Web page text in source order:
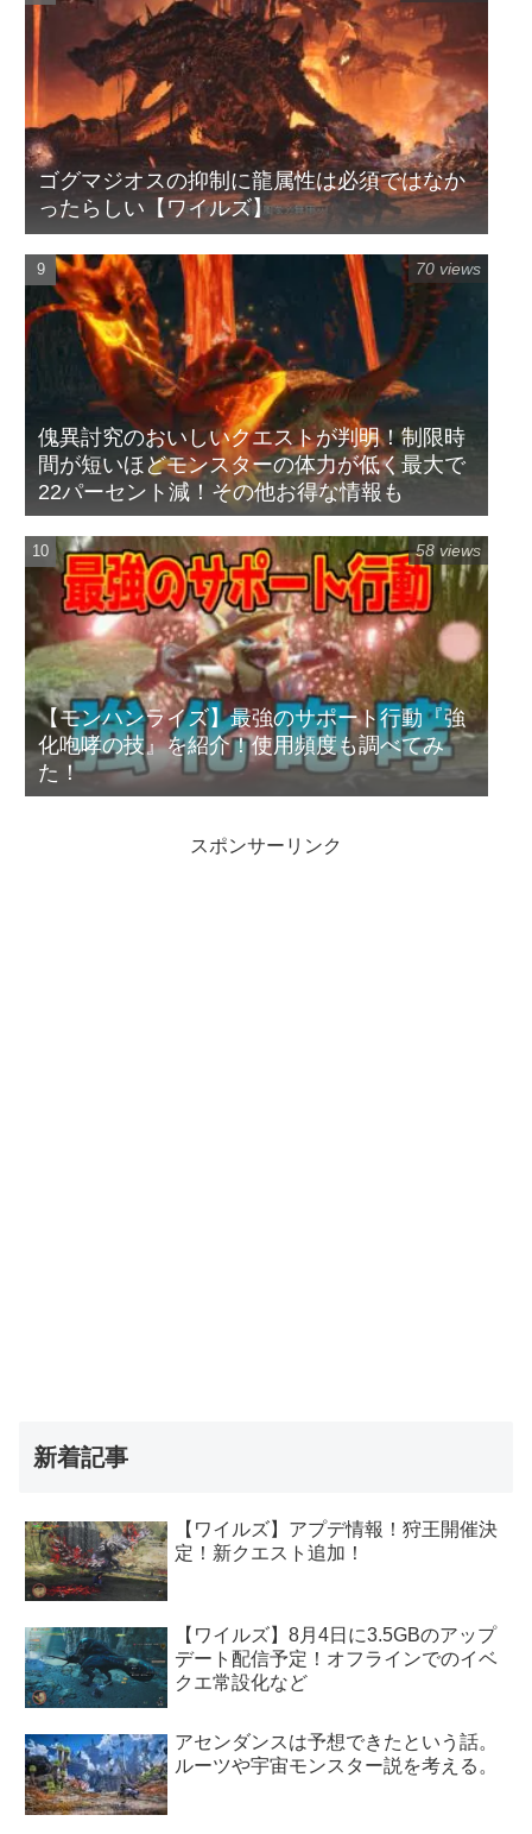
ゴグマジオスの抑制に龍属性は必須ではなか
ったらしい【ワイルズ】
傀異討究のおいしいクエストが判明！制限時
間が短いほどモンスターの体力が低く最大で
22パーセント減！その他お得な情報も
70 views
【モンハンライズ】最強のサポート行動『強
化咆哮の技』を紹介！使用頻度も調べてみ
た！
58 views
スポンサーリンク
新着記事
【ワイルズ】アプデ情報！狩王開催決
定！新クエスト追加！
【ワイルズ】8月4日に3.5GBのアップ
デート配信予定！オフラインでのイベ
クエ常設化など
アセンダンスは予想できたという話。
ルーツや宇宙モンスター説を考える。